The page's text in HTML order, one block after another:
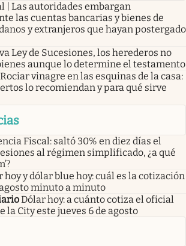
| Las autoridades embargan
las cuentas bancarias y bienes de
y extranjeros que hayan postergado
Ley de Sucesiones, los herederos no
aunque lo determine el testamento
Rociar vinagre en las esquinas de la casa:
lo recomiendan y para qué sirve
Fiscal: saltó 30% en diez días el
al régimen simplificado, ¿a qué
hoy y dólar blue hoy: cuál es la cotización
minuto a minuto
Dólar hoy: a cuánto cotiza el oficial
la City este jueves 6 de agosto